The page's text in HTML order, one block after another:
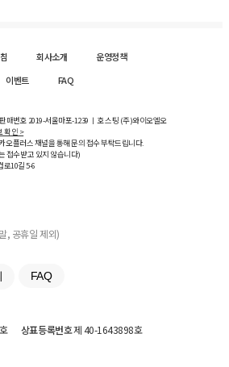
회사소개
운영정책
이벤트 FAQ
매번호 2019-서울마포-1239 ㅣ 호스팅 (주)와이오엘오
확인 >
오플러스 채널을 통해 문의 접수 부탁드립니다.
접수받고 있지 않습니다)
로10길5-6
, 공휴일 제외)
FAQ
상표등록번호제 40-1643898호